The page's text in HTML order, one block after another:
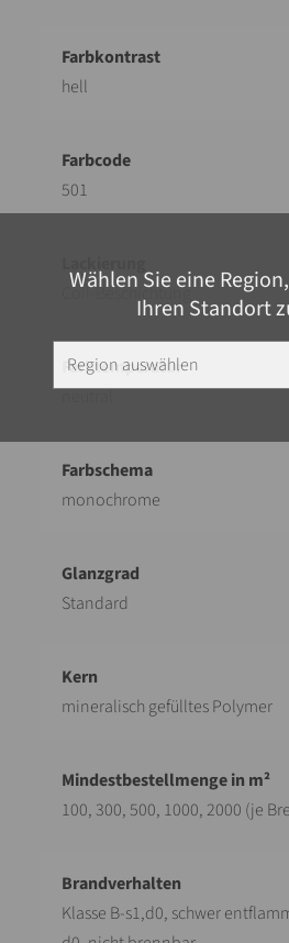
Wählen Sie eine
Ihren Standort
Region auswählen
hell
501
Coil-Beschichtung
neutral
monochrome
Standard
mineralisch gefülltes Polymer
100, 300, 500, 1000, 2000 (je
Klasse B-s1,d0, schwer